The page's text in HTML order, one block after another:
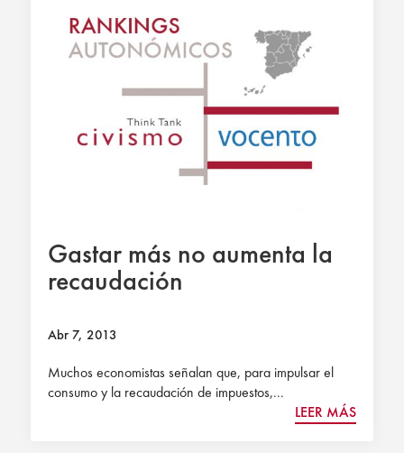
Gastar más no aumenta la
recaudación
Abr 7, 2013
Muchos economistas señalan que, para impulsar el
consumo y la recaudación de impuestos,...
LEER MÁS